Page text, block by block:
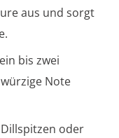
aus und sorgt
bis zwei
Note
oder